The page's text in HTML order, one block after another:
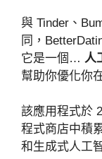
與 Tinder、
同，
它是一個… 人
幫助你優化你
該應用程式於
程式商店中積
和生成式人工